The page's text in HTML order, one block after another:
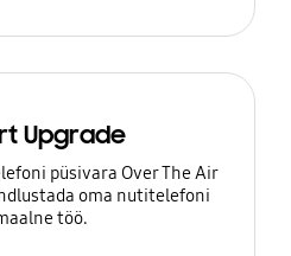
Upgrade
püsivara Over The Air
oma nutitelefoni
töö.